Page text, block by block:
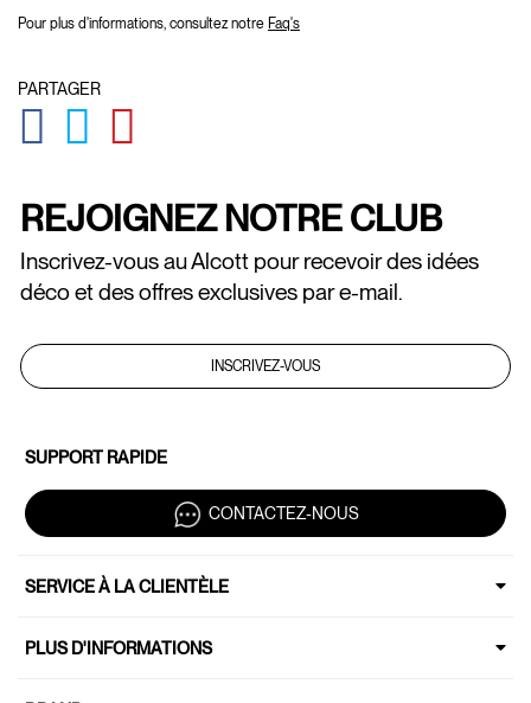
Pour plus d'informations, consultez notre Faq's
PARTAGER
GLOBAL.SOCIALSHARE.FACEBOOK
GLOBAL.SOCIALSHARE.TWITTER
REJOIGNEZ NOTRE CLUB
Inscrivez-vous au Alcott pour recevoir des idées
déco et des offres exclusives par e-mail.
INSCRIVEZ-VOUS
SUPPORT RAPIDE
CONTACTEZ-NOUS
SERVICE À LA CLIENTÈLE
PLUS D'INFORMATIONS